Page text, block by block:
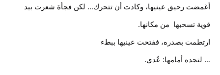
قوية تسحبها  من مكانها.
ارتطمت بصدره، ففتحت عينيها ببطء
… لتجده أمامها: عُدي.